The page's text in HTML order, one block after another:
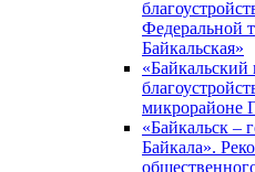
Федеральной
Байкальская»
микрорайоне
«Байкальск –
Байкала».